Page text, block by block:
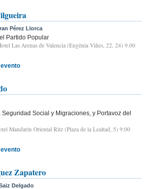
Pérez Llorca
Partido Popular
Las Arenas de Valencia (Eugènia Viñes, 22, 24) 9.00
Social y Migraciones, y Portavoz del
Mandarin Oriental Ritz (Plaza de la Lealtad, 5) 9:00
Zapatero
Delgado